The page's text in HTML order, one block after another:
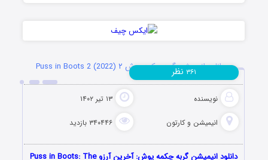
دانلود انیمیشن گربه چکمه پوش ۲ Puss in Boots 2 (2022)
نویسنده ۱۳ تیر ۱۴۰۲
انیمیشن و کارتون ۳۴۰۴۴۶ بازدید
۳۶۱ نظر
دانلود انیمیشن گربه چکمه پوش: آخرین آرزو Puss in Boots: The